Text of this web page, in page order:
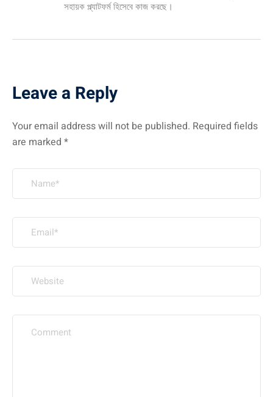
সহায়ক প্ল্যাটফর্ম হিসেবে কাজ করছে।
Leave a Reply
Your email address will not be published. Required fields
are marked *